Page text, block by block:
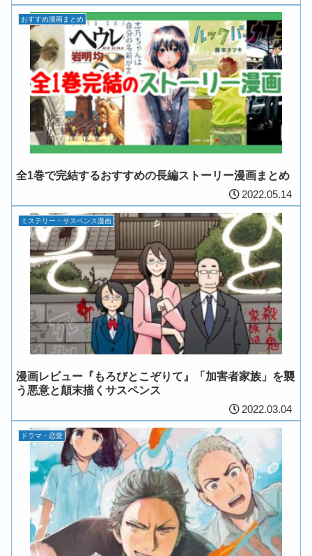
おすすめ漫画まとめ
全1巻で完結するおすすめの長編ストーリー漫画まとめ
2022.05.14
ミステリー・サスペンス漫画
漫画レビュー『もろびとこぞりて』「加害者家族」を襲
う悪意と顛末描くサスペンス
2022.03.04
ドラマ・恋愛